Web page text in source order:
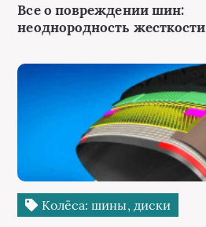
Все о повреждении шин:
неоднородность жесткости
Колёса: шины, диски